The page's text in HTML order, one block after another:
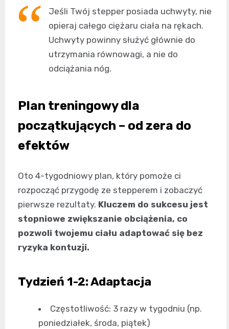
Jeśli Twój stepper posiada uchwyty, nie
opieraj całego ciężaru ciała na rękach.
Uchwyty powinny służyć głównie do
utrzymania równowagi, a nie do
odciążania nóg.
Plan treningowy dla
początkujących – od zera do
efektów
Oto 4-tygodniowy plan, który pomoże ci
rozpocząć przygodę ze stepperem i zobaczyć
pierwsze rezultaty. Kluczem do sukcesu jest
stopniowe zwiększanie obciążenia, co
pozwoli twojemu ciału adaptować się bez
ryzyka kontuzji.
Tydzień 1-2: Adaptacja
Częstotliwość: 3 razy w tygodniu (np.
poniedziałek, środa, piątek)